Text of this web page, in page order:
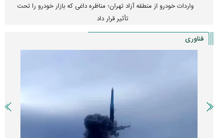
واردات خودرو از منطقه آزاد تهران؛ مناظره داغی که بازار خودرو را تحت
تأثیر قرار داد
فناوری